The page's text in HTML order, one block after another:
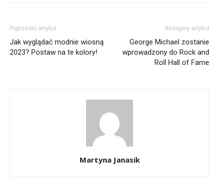
Poprzedni artykuł
Jak wyglądać modnie wiosną
2023? Postaw na te kolory!
Następny artykuł
George Michael zostanie
wprowadzony do Rock and
Roll Hall of Fame
Martyna Janasik